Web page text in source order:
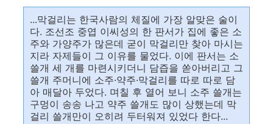
...막걸리는 한국사람의 체질에 가장 알맞은 술이
다. 조선조 중엽 이씨성의 한 판서가 집에 좋은 소
주와 가양주가 많은데 굳이 막걸리만 찾아 마시는
지라 자제들이 그 이유를 물었다. 이에 판서는 소
쓸개 세 개를 마련시키더니 담즙을 쏟아버리고 그
쓸개 주머니에 소주·약주·막걸리를 따로 따로 담
아 매달아 두었다. 며칠 후 열어 보니 소주 쓸개는
구멍이 송송 나고 약주 쓸개도 많이 상했는데 막
걸리 쓸개만이 오히려 두터워져 있었다 한다...